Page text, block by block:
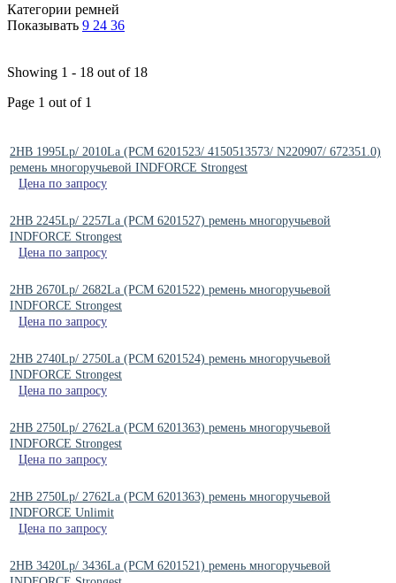
Категории ремней
Показывать 9 24 36
Showing 1 - 18 out of 18
Page 1 out of 1
2HB 1995Lp/ 2010La (РСМ 6201523/ 4150513573/ N220907/ 672351.0)
ремень многоручьевой INDFORCE Strongest
Цена по запросу
2HB 2245Lp/ 2257La (PCM 6201527) ремень многоручьевой
INDFORCE Strongest
Цена по запросу
2HB 2670Lp/ 2682La (PCM 6201522) ремень многоручьевой
INDFORCE Strongest
Цена по запросу
2HB 2740Lp/ 2750La (РСМ 6201524) ремень многоручьевой
INDFORCE Strongest
Цена по запросу
2HB 2750Lp/ 2762La (PCM 6201363) ремень многоручьевой
INDFORCE Strongest
Цена по запросу
2HB 2750Lp/ 2762La (PCM 6201363) ремень многоручьевой
INDFORCE Unlimit
Цена по запросу
2HB 3420Lp/ 3436La (PCM 6201521) ремень многоручьевой